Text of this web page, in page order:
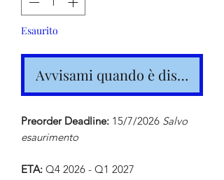
Esaurito
Avvisami quando è disponibile
Preorder Deadline: 15/7/2026 Salvo
esaurimento
ETA: Q4 2026 - Q1 2027